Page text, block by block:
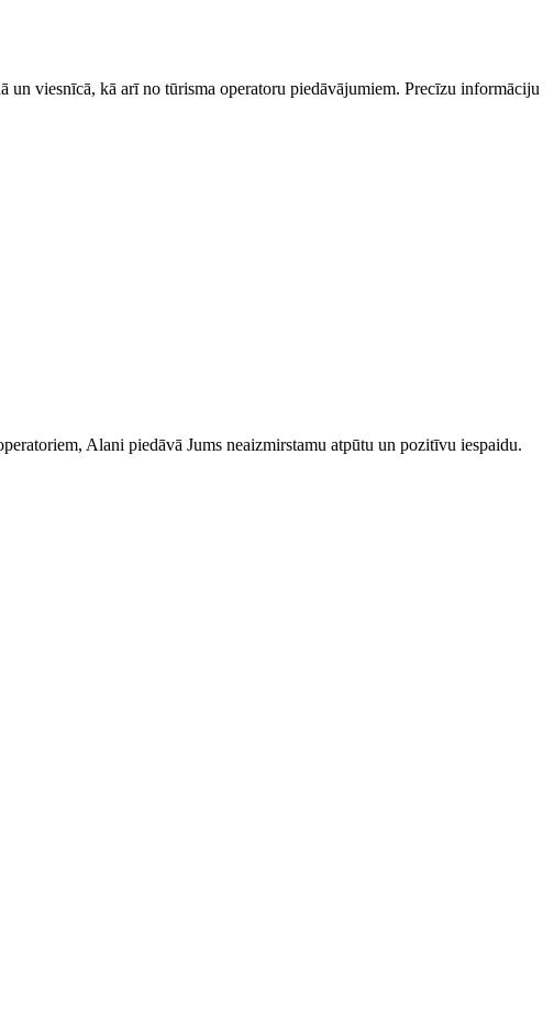
un viesnīcā, kā arī no tūrisma operatoru piedāvājumiem. Precīzu informāciju
Alani piedāvā Jums neaizmirstamu atpūtu un pozitīvu iespaidu.